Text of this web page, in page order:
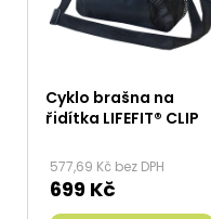
Cyklo brašna na
řidítka LIFEFIT® CLIP
577,69 Kč bez DPH
699 Kč